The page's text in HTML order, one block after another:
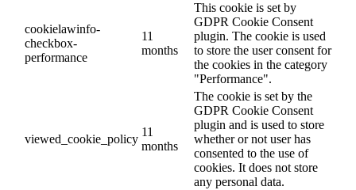
cookielawinfo-
checkbox-
performance
11
months
This cookie is set by
GDPR Cookie Consent
plugin. The cookie is used
to store the user consent for
the cookies in the category
"Performance".
viewed_cookie_policy
11
months
The cookie is set by the
GDPR Cookie Consent
plugin and is used to store
whether or not user has
consented to the use of
cookies. It does not store
any personal data.